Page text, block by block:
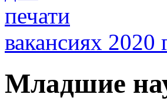
вакансиях 2020
Младшие